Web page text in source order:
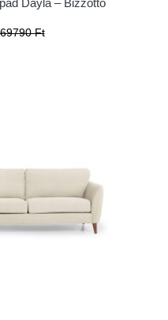
Dayla – Bizzotto
69790 Ft